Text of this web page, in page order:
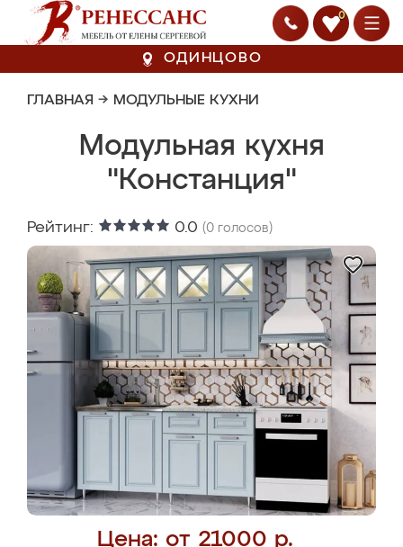
0
ОДИНЦОВО
ГЛАВНАЯ → МОДУЛЬНЫЕ КУХНИ
Модульная кухня
"Констанция"
Рейтинг: 0.0 (0 голосов)
Цена: от 21000 р.